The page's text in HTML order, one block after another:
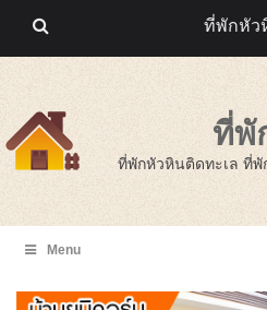
ที่พั
ที่พักหัวหินติดทะเล ที่
Menu
ที่พักหัว